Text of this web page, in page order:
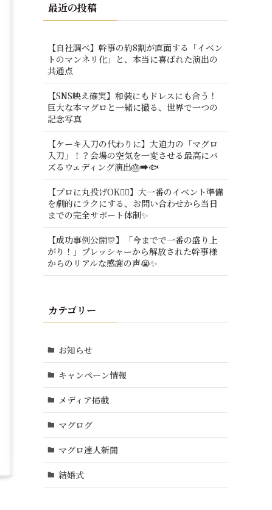
最近の投稿
【自社調べ】幹事の約8割が直面する「イベン
トのマンネリ化」と、本当に喜ばれた演出の
共通点
【SNS映え確実】和装にもドレスにも合う！
巨大な本マグロと一緒に撮る、世界で一つの
記念写真
【ケーキ入刀の代わりに】大迫力の「マグロ
入刀」！？会場の空気を一変させる最高にバ
ズるウェディング演出🎂➡️🐟
【プロに丸投げOK🙆‍♂️】大一番のイベント準備
を劇的にラクにする、お問い合わせから当日
までの完全サポート体制✨
【成功事例公開🎊】「今までで一番の盛り上
がり！」プレッシャーから解放された幹事様
からのリアルな感謝の声😭✨
カテゴリー
お知らせ
キャンペーン情報
メディア掲載
マグログ
マグロ達人新聞
結婚式